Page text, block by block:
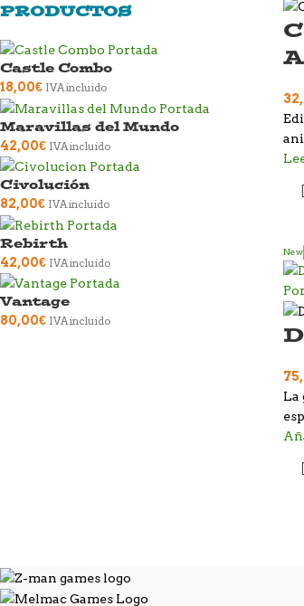
PRODUCTOS
Castle Combo
18,00€ IVA incluido
Maravillas del Mundo
42,00€ IVA incluido
Civolución
82,00€ IVA incluido
Rebirth
42,00€ IVA incluido
Vantage
80,00€ IVA incluido
New
La